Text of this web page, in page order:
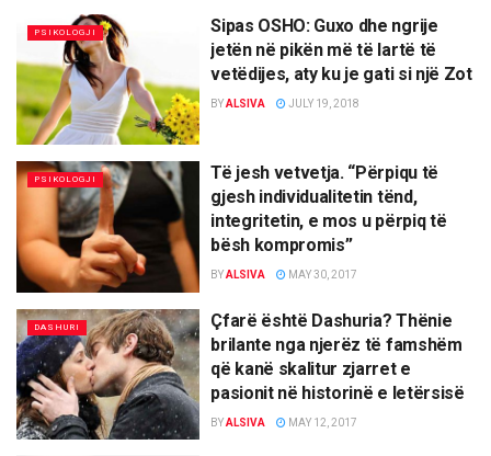
PSIKOLOGJI
Sipas OSHO: Guxo dhe ngrije
jetën në pikën më të lartë të
vetëdijes, aty ku je gati si një Zot
BYALSIVA JULY 19, 2018
PSIKOLOGJI
Të jesh vetvetja. “Përpiqu të
gjesh individualitetin tënd,
integritetin, e mos u përpiq të
bësh kompromis”
BYALSIVA MAY 30, 2017
DASHURI
Çfarë është Dashuria? Thënie
brilante nga njerëz të famshëm
që kanë skalitur zjarret e
pasionit në historinë e letërsisë
BYALSIVA MAY 12, 2017